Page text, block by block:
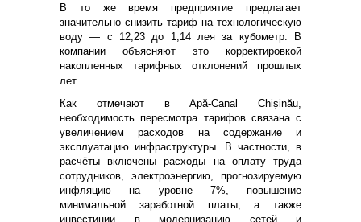
В то же время предприятие предлагает
значительно снизить тариф на технологическую
воду — с 12,23 до 1,14 лея за кубометр. В
компании объясняют это корректировкой
накопленных тарифных отклонений прошлых
лет.
Как отмечают в Apă-Canal Chișinău,
необходимость пересмотра тарифов связана с
увеличением расходов на содержание и
эксплуатацию инфраструктуры. В частности, в
расчёты включены расходы на оплату труда
сотрудников, электроэнергию, прогнозируемую
инфляцию на уровне 7%, повышение
минимальной заработной платы, а также
инвестиции в модернизацию сетей и